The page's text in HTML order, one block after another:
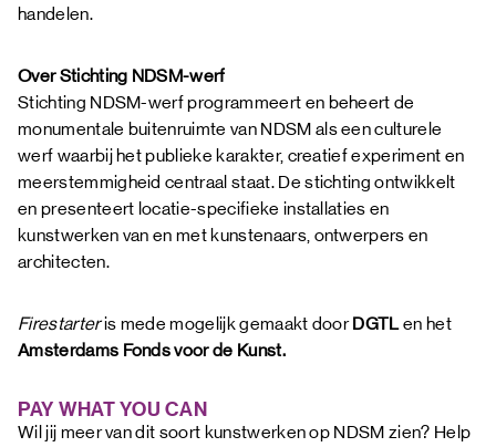
handelen.
Over Stichting NDSM-werf
Stichting NDSM-werf programmeert en beheert de
monumentale buitenruimte van NDSM als een culturele
werf waarbij het publieke karakter, creatief experiment en
meerstemmigheid centraal staat. De stichting ontwikkelt
en presenteert locatie-specifieke installaties en
kunstwerken van en met kunstenaars, ontwerpers en
architecten.
Firestarteris mede mogelijk gemaakt doorDGTLen het
Amsterdams Fonds voor de Kunst.
PAY WHAT YOU CAN
Wil jij meer van dit soort kunstwerken op NDSM zien? Help